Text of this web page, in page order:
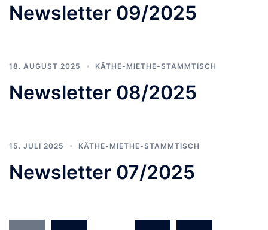
Newsletter 09/2025
18. AUGUST 2025 KÄTHE-MIETHE-STAMMTISCH
Newsletter 08/2025
15. JULI 2025 KÄTHE-MIETHE-STAMMTISCH
Newsletter 07/2025